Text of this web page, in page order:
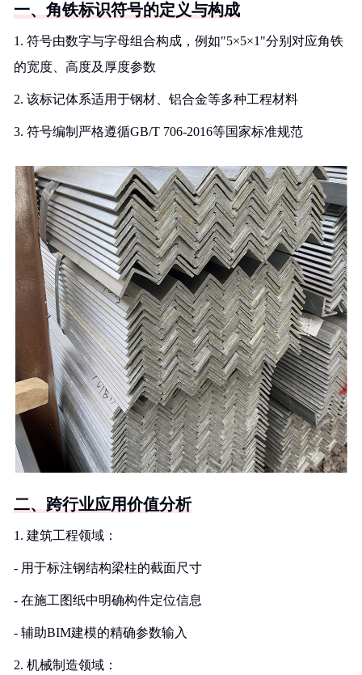
一、角铁标识符号的定义与构成
1. 符号由数字与字母组合构成，例如"5×5×1"分别对应角铁
的宽度、高度及厚度参数
2. 该标记体系适用于钢材、铝合金等多种工程材料
3. 符号编制严格遵循GB/T 706-2016等国家标准规范
二、跨行业应用价值分析
1. 建筑工程领域：
- 用于标注钢结构梁柱的截面尺寸
- 在施工图纸中明确构件定位信息
- 辅助BIM建模的精确参数输入
2. 机械制造领域：